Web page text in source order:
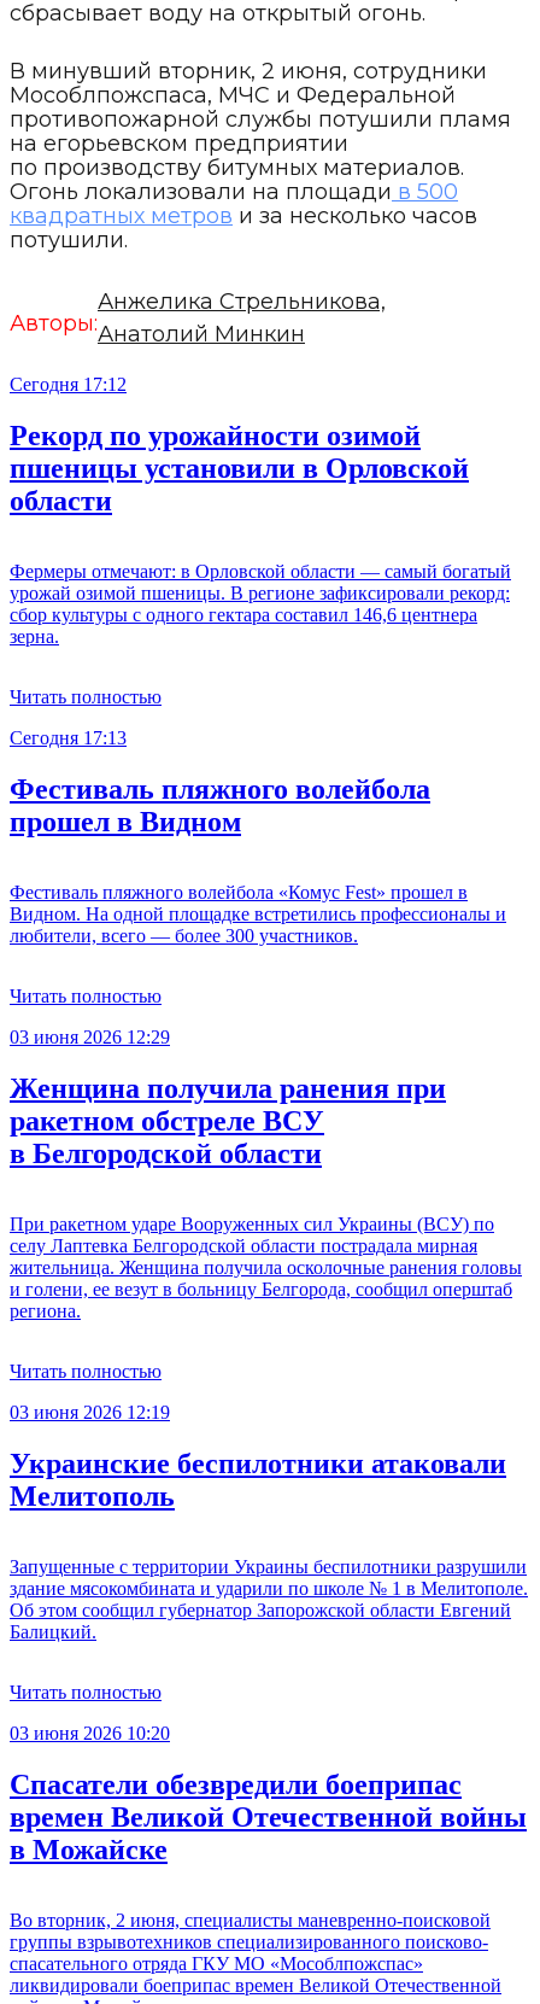
сбрасывает воду на открытый огонь.
В минувший вторник, 2 июня, сотрудники
Мособлпожспаса, МЧС и Федеральной
противопожарной службы потушили пламя
на егорьевском предприятии
по производству битумных материалов.
Огонь локализовали на площади в 500
квадратных метров и за несколько часов
потушили.
Авторы:
Анжелика Стрельникова,
Анатолий Минкин
Сегодня 17:12
Рекорд по урожайности озимой
пшеницы установили в Орловской
области
Фермеры отмечают: в Орловской области — самый богатый
урожай озимой пшеницы. В регионе зафиксировали рекорд:
сбор культуры с одного гектара составил 146,6 центнера
зерна.
Читать полностью
Сегодня 17:13
Фестиваль пляжного волейбола
прошел в Видном
Фестиваль пляжного волейбола «Комус Fest» прошел в
Видном. На одной площадке встретились профессионалы и
любители, всего — более 300 участников.
Читать полностью
03 июня 2026 12:29
Женщина получила ранения при
ракетном обстреле ВСУ
в Белгородской области
При ракетном ударе Вооруженных сил Украины (ВСУ) по
селу Лаптевка Белгородской области пострадала мирная
жительница. Женщина получила осколочные ранения головы
и голени, ее везут в больницу Белгорода, сообщил оперштаб
региона.
Читать полностью
03 июня 2026 12:19
Украинские беспилотники атаковали
Мелитополь
Запущенные с территории Украины беспилотники разрушили
здание мясокомбината и ударили по школе № 1 в Мелитополе.
Об этом сообщил губернатор Запорожской области Евгений
Балицкий.
Читать полностью
03 июня 2026 10:20
Спасатели обезвредили боеприпас
времен Великой Отечественной войны
в Можайске
Во вторник, 2 июня, специалисты маневренно-поисковой
группы взрывотехников специализированного поисково-
спасательного отряда ГКУ МО «Мособлпожспас»
ликвидировали боеприпас времен Великой Отечественной